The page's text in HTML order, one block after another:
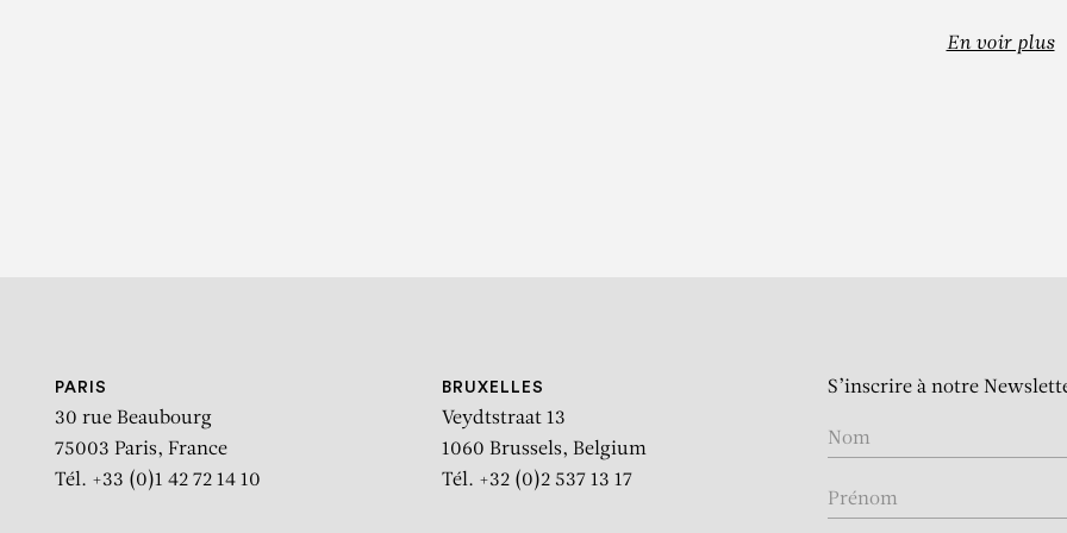
En voir plus
PARIS
30 rue Beaubourg
75003 Paris, France
Tél. +33 (0)1 42 72 14 10
BRUXELLES
Veydtstraat 13
1060 Brussels, Belgium
Tél. +32 (0)2 537 13 17
S’inscrire à notre